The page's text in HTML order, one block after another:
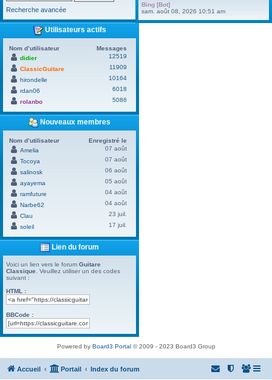
Recherche avancée
Utilisateurs actifs
Nom d’utilisateur
Messages
didier
12519
ClassicGuitare
11909
hirondelle
10164
rdan06
6018
rolanbo
5086
Nouveaux membres
Nom d’utilisateur
Enregistré le
Amelia
07 août
Tocoya
07 août
salinosk
06 août
ayayema
05 août
ramfuture
04 août
Narbe62
04 août
Clau
23 juil.
soleil
17 juil.
Lien du forum
Voici un lien vers le forum Guitare
Classique . Veuillez utiliser un des codes
suivant :
HTML :
BBCode :
Bing [Bot]
sam. août 08, 2026 10:51 am
Powered by Board3 Portal© 2009 - 2023 Board3 Group
Accueil Portail Index du forum